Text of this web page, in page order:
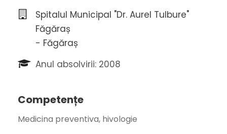
Spitalul Municipal "Dr. Aurel Tulbure"
Făgăraș
- Făgăraș
Anul absolvirii: 2008
Competențe
Medicina preventiva, hivologie